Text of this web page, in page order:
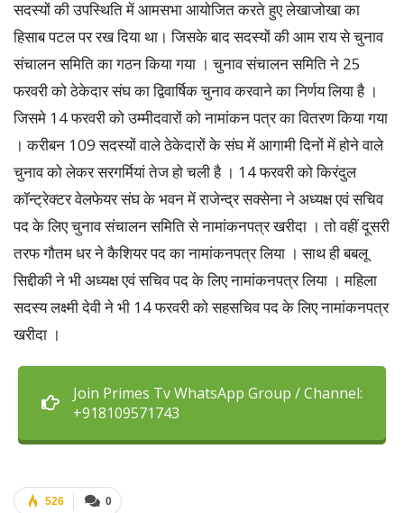
सदस्यों की उपस्थिति में आमसभा आयोजित करते हुए लेखाजोखा का
हिसाब पटल पर रख दिया था। जिसके बाद सदस्यों की आम राय से चुनाव
संचालन समिति का गठन किया गया । चुनाव संचालन समिति ने 25
फरवरी को ठेकेदार संघ का द्विवार्षिक चुनाव करवाने का निर्णय लिया है ।
जिसमे 14 फरवरी को उम्मीदवारों को नामांकन पत्र का वितरण किया गया
। करीबन 109 सदस्यों वाले ठेकेदारों के संघ में आगामी दिनों में होने वाले
चुनाव को लेकर सरगर्मियां तेज हो चली है । 14 फरवरी को किरंदुल
कॉन्ट्रेक्टर वेलफेयर संघ के भवन में राजेन्द्र सक्सेना ने अध्यक्ष एवं सचिव
पद के लिए चुनाव संचालन समिति से नामांकनपत्र खरीदा । तो वहीं दूसरी
तरफ गौतम धर ने कैशियर पद का नामांकनपत्र लिया । साथ ही बबलू
सिद्दीकी ने भी अध्यक्ष एवं सचिव पद के लिए नामांकनपत्र लिया । महिला
सदस्य लक्ष्मी देवी ने भी 14 फरवरी को सहसचिव पद के लिए नामांकनपत्र
खरीदा ।
Join Primes Tv WhatsApp Group / Channel:
+918109571743
0
526